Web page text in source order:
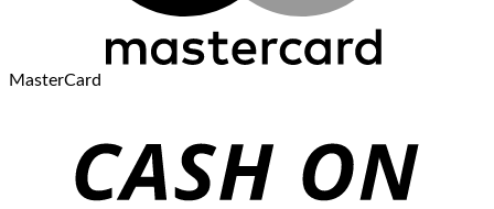
MasterCard